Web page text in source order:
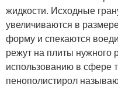
жидкости. Исходные
увеличиваются в
форму и спекаются
режут на плиты нужного
использованию в сфере
пенополистирол